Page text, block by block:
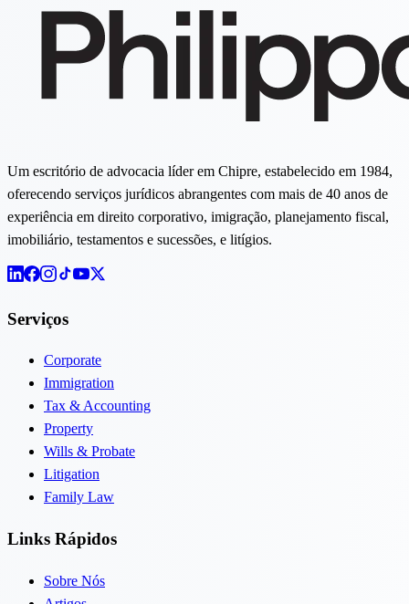
Um escritório de advocacia líder em Chipre, estabelecido em 1984,
oferecendo serviços jurídicos abrangentes com mais de 40 anos de
experiência em direito corporativo, imigração, planejamento fiscal,
imobiliário, testamentos e sucessões, e litígios.
Serviços
Corporate
Immigration
Tax & Accounting
Property
Wills & Probate
Litigation
Family Law
Links Rápidos
Sobre Nós